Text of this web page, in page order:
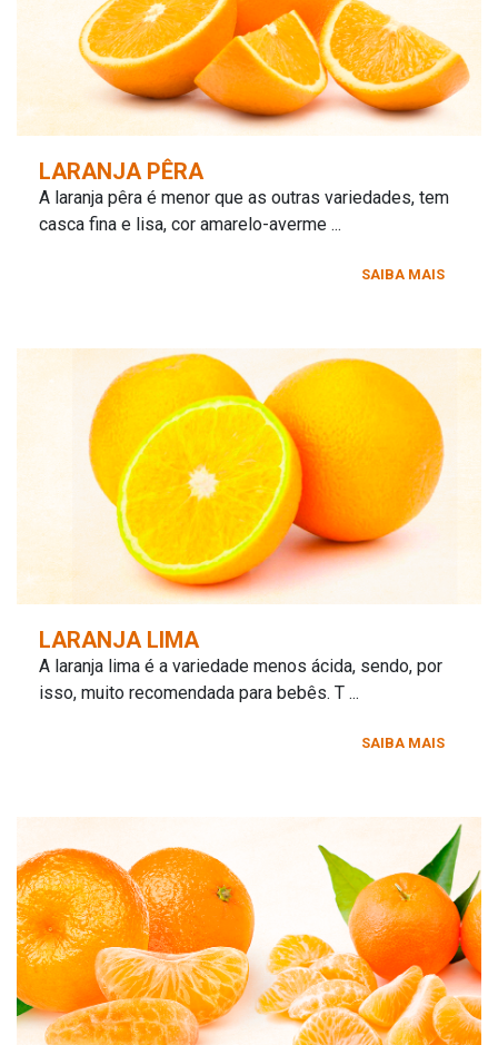
LARANJA PÊRA
A laranja pêra é menor que as outras variedades, tem
casca fina e lisa, cor amarelo-averme ...
SAIBA MAIS
LARANJA LIMA
A laranja lima é a variedade menos ácida, sendo, por
isso, muito recomendada para bebês. T ...
SAIBA MAIS